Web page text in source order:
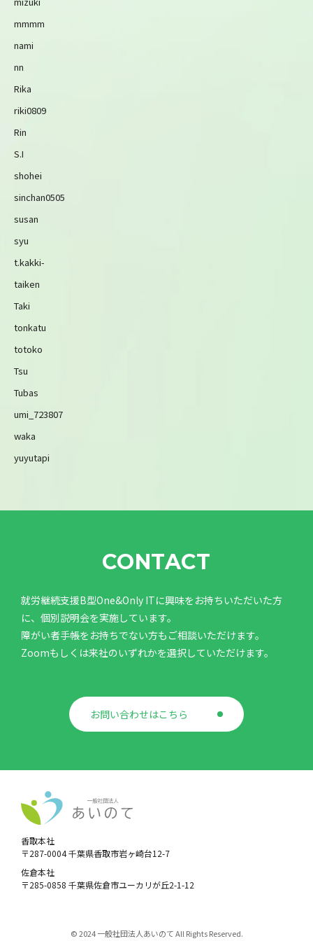
mmmm
nami
nn
Rika
riki0809
Rin
S.I
shohei
sinchan0505
susan
syu
t.kakki-
taiken
Taki
tonkatu
totoko
Tsu
Tubas
umi_723807
waka
yuyutapi
CONTACT
就労継続支援B型One&Only ITに興味をお持ちいただいた方
に、個別説明会を実施しています。
障がい者手帳をお持ちでない方もご相談いただけます。
Zoomもしくは来社のいずれかを選択していただけます。
お問い合わせはこちら
香取本社
〒287-0004 千葉県香取市岩ヶ崎台12-7
佐倉本社
〒285-0858 千葉県佐倉市ユーカリが丘2-1-12
© 2024 一般社団法人あいのて All Rights Reserved.